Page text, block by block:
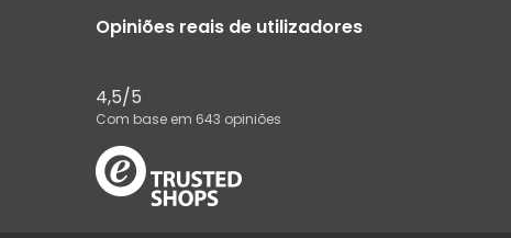
Opiniões reais de utilizadores
4,5/5
Com base em 643 opiniões